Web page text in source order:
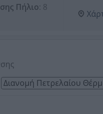
Πήλιο: 8
Διανομή Πετρελαίου